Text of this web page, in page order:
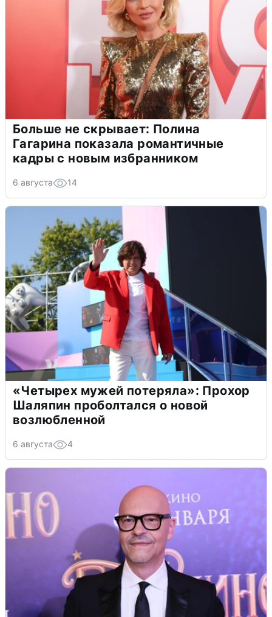
Больше не скрывает: Полина
Гагарина показала романтичные
кадры с новым избранником
6 августа 14
«Четырех мужей потеряла»: Прохор
Шаляпин проболтался о новой
возлюбленной
6 августа 4